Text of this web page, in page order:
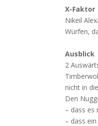
X-Faktor
Nikeil
Würfen,
Ausblick
2
nicht in
Den
– dass es
– dass